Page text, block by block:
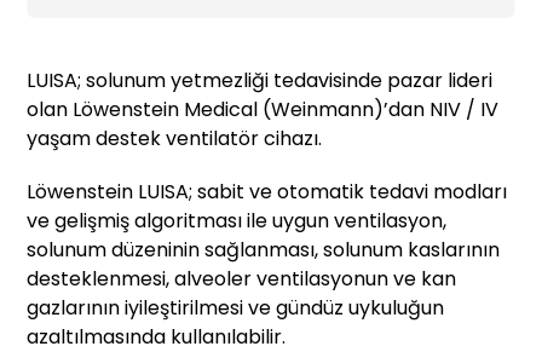
LUISA; solunum yetmezliği tedavisinde pazar lideri
olan Löwenstein Medical (Weinmann)’dan NIV / IV
yaşam destek ventilatör cihazı.
Löwenstein LUISA; sabit ve otomatik tedavi modları
ve gelişmiş algoritması ile uygun ventilasyon,
solunum düzeninin sağlanması, solunum kaslarının
desteklenmesi, alveoler ventilasyonun ve kan
gazlarının iyileştirilmesi ve gündüz uykuluğun
azaltılmasında kullanılabilir.